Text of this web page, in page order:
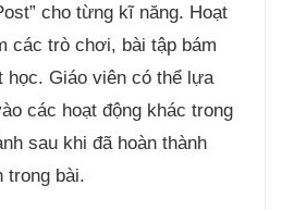
cho từng kĩ năng. Hoạt
các trò chơi, bài tập bám
học. Giáo viên có thể lựa
các hoạt động khác trong
sau khi đã hoàn thành
trong bài.